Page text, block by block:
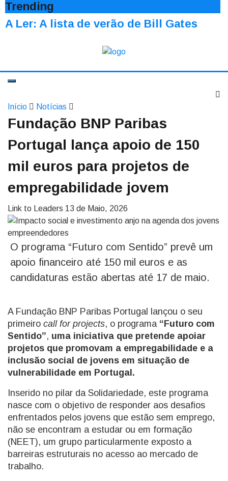
Trending
A Ler: A lista de verão de Bill Gates
Início Notícias
Fundação BNP Paribas
Portugal lança apoio de 150
mil euros para projetos de
empregabilidade jovem
Link to Leaders 13 de Maio, 2026
O programa “Futuro com Sentido” prevê um
apoio financeiro até 150 mil euros e as
candidaturas estão abertas até 17 de maio.
A Fundação BNP Paribas Portugal lançou o seu
primeiro call for projects, o programa “Futuro com
Sentido”, uma iniciativa que pretende apoiar
projetos que promovam a empregabilidade e a
inclusão social de jovens em situação de
vulnerabilidade em Portugal.
Inserido no pilar da Solidariedade, este programa
nasce com o objetivo de responder aos desafios
enfrentados pelos jovens que estão sem emprego,
não se encontram a estudar ou em formação
(NEET), um grupo particularmente exposto a
barreiras estruturais no acesso ao mercado de
trabalho.